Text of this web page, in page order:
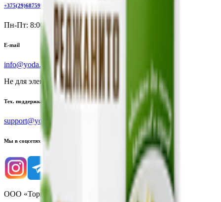
+375(29)6875999
Пн-Пт: 8:00 - 17:00
E-mail
info@yoda.by
Не для электронных обращений
Тех. поддержка
support@yoda.by
Мы в соцсетях
ООО «Торговая сеть «Продмир»